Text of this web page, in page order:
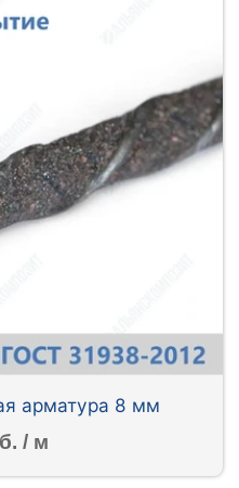
арматура 8 мм
/ м